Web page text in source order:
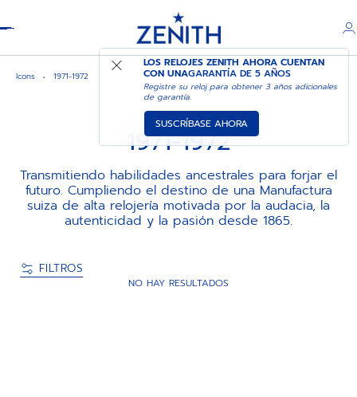
LOS RELOJES ZENITH AHORA CUENTAN
CON UNAGARANTÍA DE 5 AÑOS
Registre su reloj para obtener 3 años adicionales
de garantía.
SUSCRÍBASE AHORA
Icons 1971-1972
1971-1972
Transmitiendo habilidades ancestrales para forjar el
futuro. Cumpliendo el destino de una Manufactura
suiza de alta relojería motivada por la audacia, la
autenticidad y la pasión desde 1865.
FILTROS
NO HAY RESULTADOS